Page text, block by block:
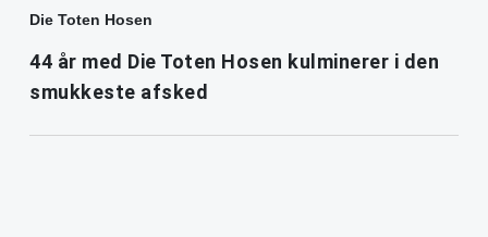
Die Toten Hosen
44 år med Die Toten Hosen kulminerer i den
smukkeste afsked